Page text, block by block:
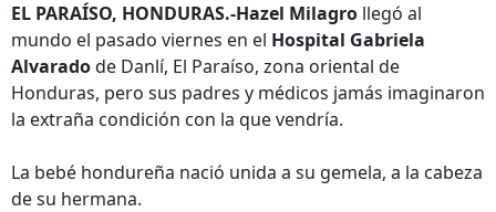
Parásitos se lleva el
premio a Mejor
película
Honduras: Extraña
enfermedad le llena
el abdomen de
EL PARAÍSO, HONDURAS.-Hazel Milagro llegó al
mundo el pasado viernes en el Hospital Gabriela
Alvaradode Danlí, El Paraíso, zona oriental de
Honduras, pero sus padres y médicos jamás imaginaron
la extraña condición con la que vendría.
La bebé hondureña nació unida a su gemela, a la cabeza
de su hermana.